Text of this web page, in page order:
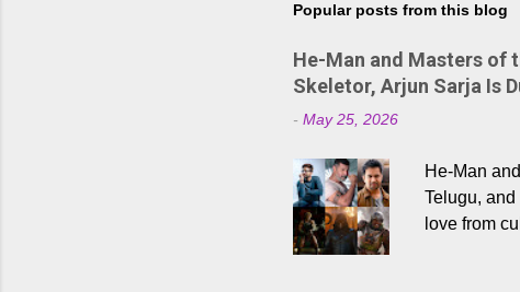
Popular posts from this blog
He-Man and Masters of
Skeletor, Arjun Sarja Is
- May 25, 2026
He-Man
Telugu,
love from
Adding to